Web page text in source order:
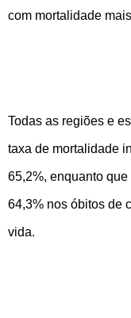
com mortalidade
Todas as regiões e
taxa de mortalidade
65,2%, enquanto
64,3% nos óbitos de
vida.